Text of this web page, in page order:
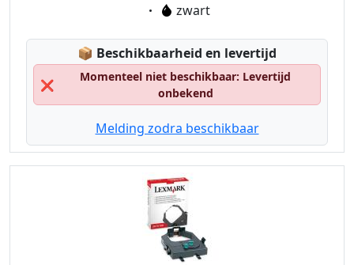
Eigenschaft:
zwart
📦 Lagerstatus:
Beschikbaarheid en levertijd
❌
Momenteel niet beschikbaar: Levertijd
onbekend
Melding zodra beschikbaar